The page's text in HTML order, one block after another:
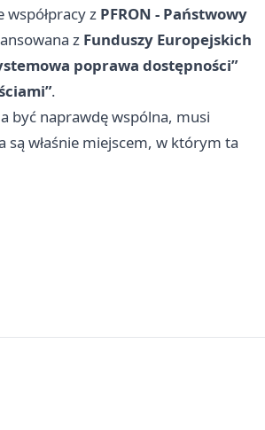
współpracy z PFRON - Państwowy
z Funduszy Europejskich
poprawa dostępności”
.
być naprawdę wspólna, musi
właśnie miejscem, w którym ta